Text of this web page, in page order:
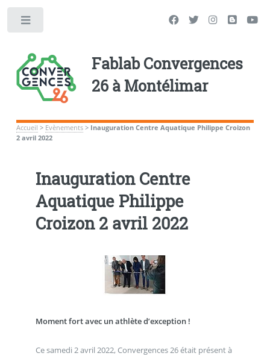
Fablab Convergences
26 à Montélimar
Accueil > Evènements> Inauguration Centre Aquatique Philippe Croizon
2 avril 2022
Inauguration Centre
Aquatique Philippe
Croizon 2 avril 2022
Moment fort avec un athlète d’exception !
Ce samedi 2 avril 2022, Convergences 26 était présent à